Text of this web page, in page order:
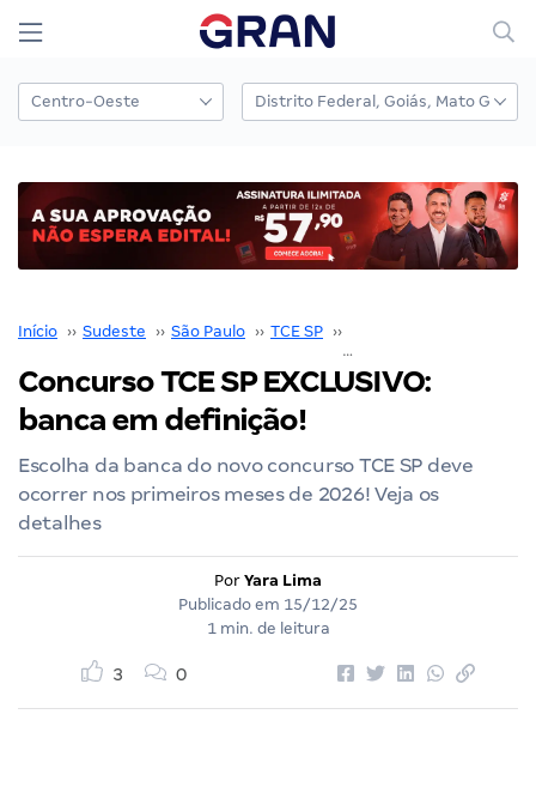
Início ›› Sudeste ›› São Paulo ›› TCE SP ››
Concurso TCE SP EXCLUSIVO:
banca em definição!
Escolha da banca do novo concurso TCE SP deve
ocorrer nos primeiros meses de 2026! Veja os
detalhes
Por Yara Lima
Publicado em 15/12/25
1 min. de leitura
3 0